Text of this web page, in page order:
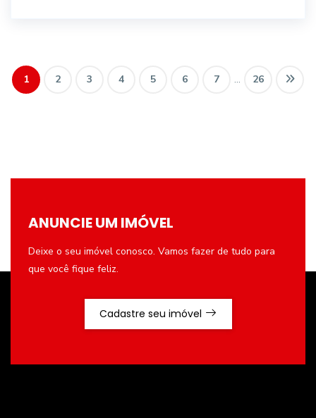
1 2 3 4 5 6 7 ... 26
ANUNCIE UM IMÓVEL
Deixe o seu imóvel conosco. Vamos fazer de tudo para
que você fique feliz.
Cadastre seu imóvel